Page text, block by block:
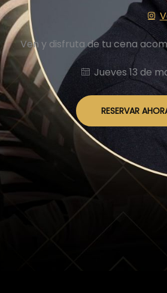
Ven y disfruta de tu cena
Jueves 13 de
RESERVAR